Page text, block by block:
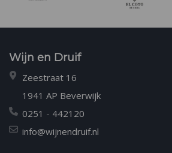
Wijn en Druif
Zeestraat 16
1941 AP Beverwijk
0251 - 442120
info@wijnendruif.nl